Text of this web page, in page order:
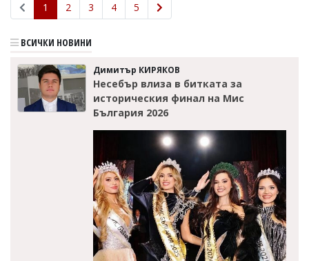
1
2 3 4 5
ВСИЧКИ НОВИНИ
Димитър КИРЯКОВ
Несебър влиза в битката за
историческия финал на Мис
България 2026